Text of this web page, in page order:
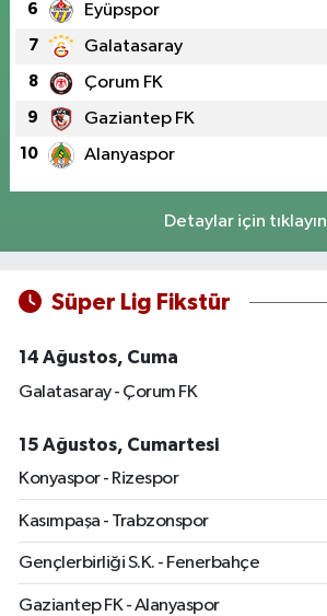
6 Eyüpspor
7 Galatasaray
8 Çorum FK
9 Gaziantep FK
10 Alanyaspor
Detaylar için tıklayın
Süper Lig Fikstür
14 Ağustos, Cuma
Galatasaray - Çorum FK
15 Ağustos, Cumartesi
Konyaspor - Rizespor
Kasımpaşa - Trabzonspor
Gençlerbirliği S.K. - Fenerbahçe
Gaziantep FK - Alanyaspor